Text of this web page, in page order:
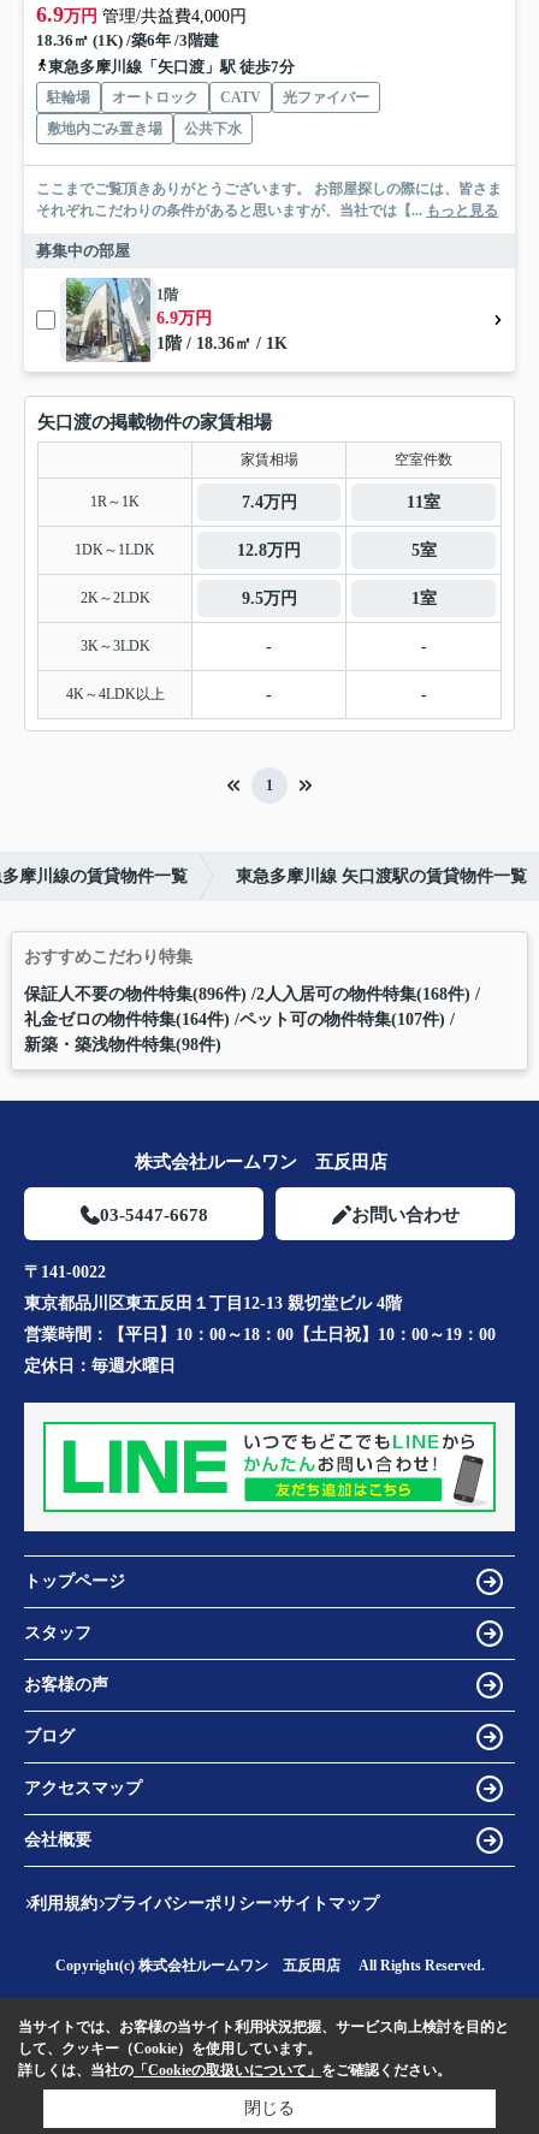
6.9万円 管理/共益費4,000円
18.36㎡ (1K) /築6年 /3階建
東急多摩川線「矢口渡」駅 徒歩7分
駐輪場 オートロック CATV
光ファイバー
敷地内ごみ置き場
公共下水
ここまでご覧頂きありがとうございます。 お部屋探しの際には、皆さま
それぞれこだわりの条件があると思いますが、当社では【... もっと見る
募集中の部屋
1階
6.9万円
1階 / 18.36㎡ / 1K
矢口渡の掲載物件の家賃相場
家賃相場 空室件数
1R～1K 7.4万円 11室
1DK～1LDK 12.8万円 5室
2K～2LDK 9.5万円 1室
3K～3LDK - -
4K～4LDK以上 - -
1
摩川線の賃貸物件一覧 東急多摩川線 矢口渡駅の賃貸物件一覧
おすすめこだわり特集
保証人不要の物件特集(896件) 2人入居可の物件特集(168件)
礼金ゼロの物件特集(164件) ペット可の物件特集(107件)
新築・築浅物件特集(98件)
株式会社ルームワン 五反田店
03-5447-6678 お問い合わせ
〒141-0022
東京都品川区東五反田１丁目12-13 親切堂ビル 4階
営業時間：
【平日】10：00～18：00【土日祝】10：00～19：00
定休日： 毎週水曜日
トップページ
スタッフ
お客様の声
ブログ
アクセスマップ
会社概要
利用規約 プライバシーポリシー サイトマップ
Copyright(c) 株式会社ルームワン 五反田店 All Rights Reserved.
当サイトでは、お客様の当サイト利用状況把握、サービス向上検討を目的と
して、クッキー（Cookie）を使用しています。
詳しくは、当社の 「Cookieの取扱いについて」 をご確認ください。
閉じる